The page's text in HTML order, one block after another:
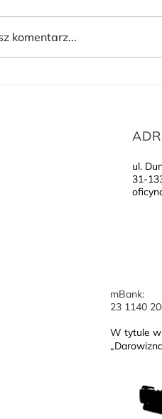
komentarz...
ul.
31-
mBank:
23 1140
W tytule